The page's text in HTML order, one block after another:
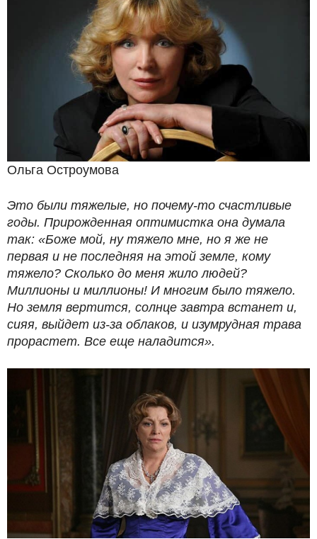
Ольга Остроумова
Это были тяжелые, но почему-то счастливые
годы. Прирожденная оптимистка она думала
так: «Боже мой, ну тяжело мне, но я же не
первая и не последняя на этой земле, кому
тяжело? Сколько до меня жило людей?
Миллионы и миллионы! И многим было тяжело.
Но земля вертится, солнце завтра встанет и,
сияя, выйдет из-за облаков, и изумрудная трава
прорастет. Все еще наладится».